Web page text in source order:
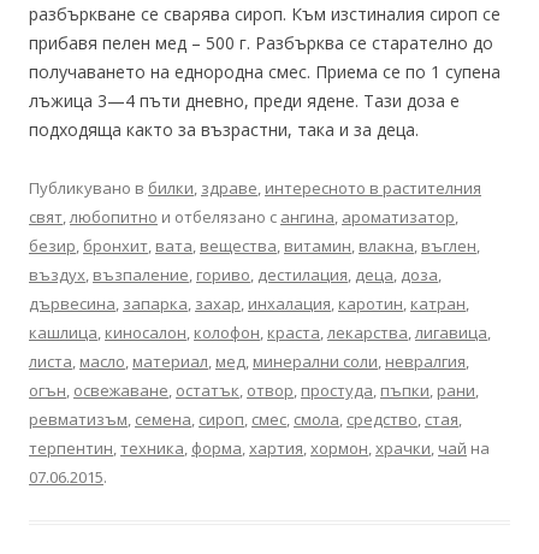
разбъркване се сварява сироп. Към изстиналия сироп се
прибавя пелен мед – 500 г. Разбърква се старателно до
получаването на еднородна смес. Приема се по 1 супена
лъжица 3—4 пъти дневно, преди ядене. Тази доза е
подходяща както за възрастни, така и за деца.
Публикувано в билки, здраве, интересното в растителния
свят,любопитно и отбелязано с ангина, ароматизатор,
безир, бронхит, вата, вещества, витамин, влакна, въглен,
въздух, възпаление, гориво, дестилация, деца, доза,
дървесина, запарка, захар, инхалация, каротин, катран,
кашлица, киносалон, колофон, краста,лекарства,лигавица,
листа, масло, материал, мед, минерални соли, невралгия,
огън, освежаване, остатък, отвор, простуда, пъпки, рани,
ревматизъм, семена, сироп, смес, смола, средство, стая,
терпентин,техника, форма,хартия,хормон,храчки, чай на
07.06.2015.